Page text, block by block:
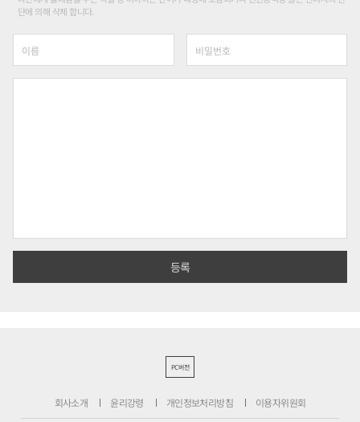
단에 의해 삭제 합니다.
PC버전
회사소개 윤리강령 개인정보처리방침 이용자위원회